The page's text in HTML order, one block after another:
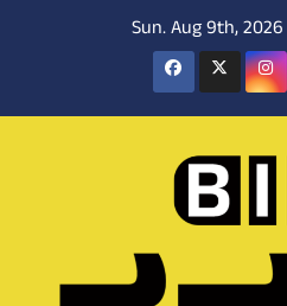
Sun. Aug 9th, 2026